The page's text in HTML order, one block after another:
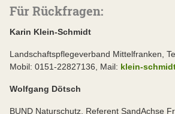
Für Rückfragen:
Karin Klein-Schmidt
Landschaftspflegeverband Mittelfranken,
Mobil: 0151-22827136, Mail: klein-
Wolfgang Dötsch
BUND Naturschutz, Referent SandAchse